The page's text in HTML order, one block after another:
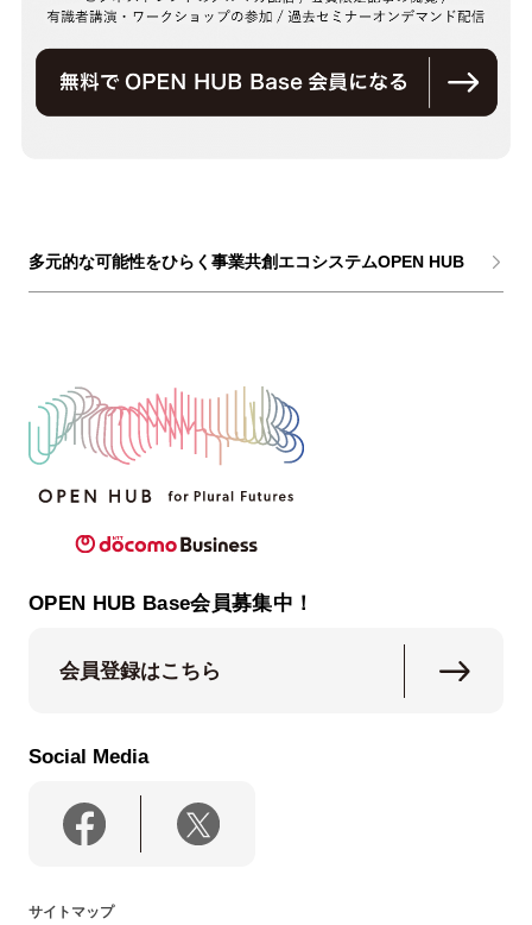
多元的な可能性をひらく事業共創エコシステムOPEN HUB
OPEN HUB Base会員募集中！
会員登録はこちら
Social Media
サイトマップ